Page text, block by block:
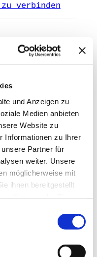
und Anzeigen zu
Medien anbieten
Website zu
Informationen zu Ihrer
Partner für
weiter. Unsere
möglicherweise mit
ihnen bereitgestellt
verbinden
DNS-
Lass Dir diese
nicht